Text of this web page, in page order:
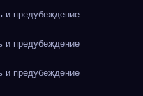
и предубеждение
и предубеждение
и предубеждение